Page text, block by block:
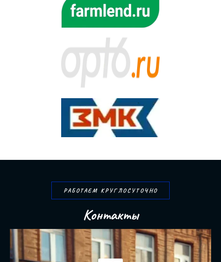
РАБОТАЕМ КРУГЛОСУТОЧНО
Контакты